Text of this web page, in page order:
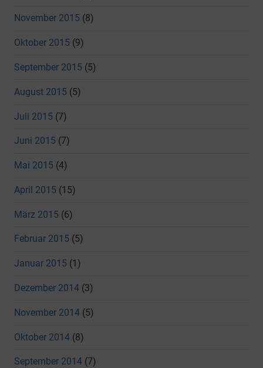
November 2015 (8)
Oktober 2015 (9)
September 2015 (5)
August 2015 (5)
Juli 2015 (7)
Juni 2015 (7)
Mai 2015 (4)
April 2015 (15)
März 2015 (6)
Februar 2015 (5)
Januar 2015 (1)
Dezember 2014 (3)
November 2014 (5)
Oktober 2014 (8)
September 2014 (7)